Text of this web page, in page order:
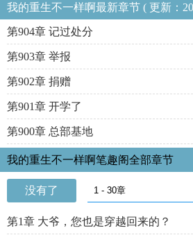
我的重生不一样啊最新章节 ( 更新：
第904章 记过处分
第903章 举报
第902章 捐赠
第901章 开学了
第900章 总部基地
我的重生不一样啊笔趣阁全部章节
没有了
第1章 大爷，您也是穿越回来的？